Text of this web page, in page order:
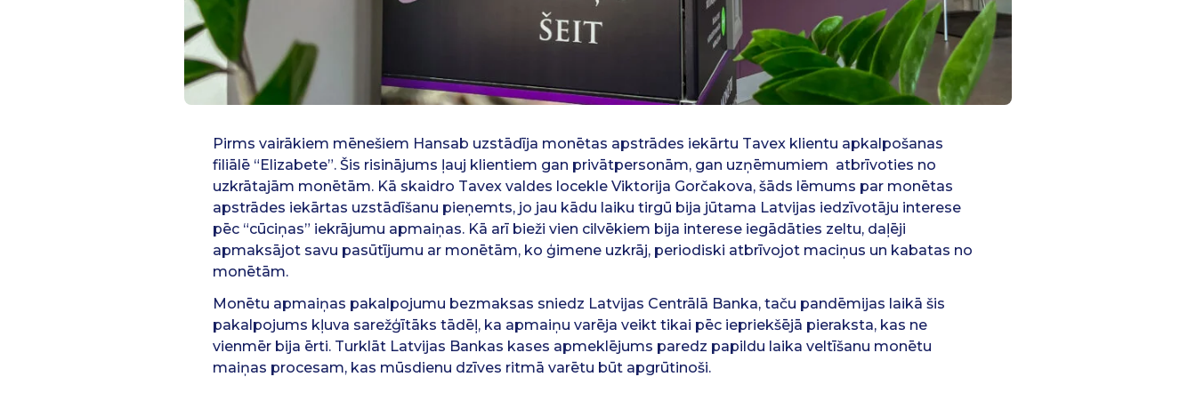
Pirms vairākiem mēnešiem Hansab uzstādīja monētas apstrādes iekārtu Tavex klientu apkalpošanas
filiālē “Elizabete”. Šis risinājums ļauj klientiem gan privātpersonām, gan uzņēmumiem atbrīvoties no
uzkrātajām monētām. Kā skaidro Tavex valdes locekle Viktorija Gorčakova, šāds lēmums par monētas
apstrādes iekārtas uzstādīšanu pieņemts, jo jau kādu laiku tirgū bija jūtama Latvijas iedzīvotāju interese
pēc “cūciņas” iekrājumu apmaiņas. Kā arī bieži vien cilvēkiem bija interese iegādāties zeltu, daļēji
apmaksājot savu pasūtījumu ar monētām, ko ģimene uzkrāj, periodiski atbrīvojot maciņus un kabatas no
monētām.
Monētu apmaiņas pakalpojumu bezmaksas sniedz Latvijas Centrālā Banka, taču pandēmijas laikā šis
pakalpojums kļuva sarežģītāks tādēļ, ka apmaiņu varēja veikt tikai pēc iepriekšējā pieraksta, kas ne
vienmēr bija ērti. Turklāt Latvijas Bankas kases apmeklējums paredz papildu laika veltīšanu monētu
maiņas procesam, kas mūsdienu dzīves ritmā varētu būt apgrūtinoši.